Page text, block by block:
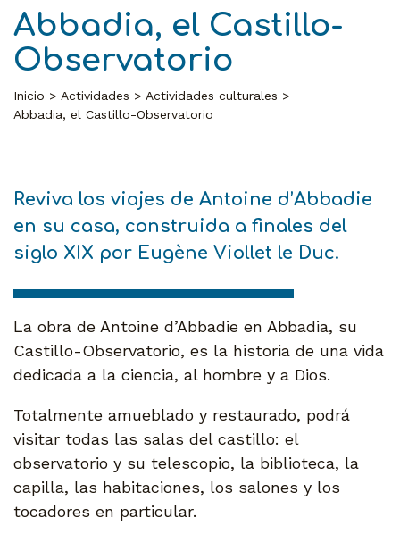
Abbadia, el Castillo-
Observatorio
Inicio Actividades
Actividades culturales
Abbadia, el Castillo-Observatorio
Reviva los viajes de Antoine d’Abbadie
en su casa, construida a finales del
siglo XIX por Eugène Viollet le Duc.
La obra de Antoine d’Abbadie en Abbadia, su
Castillo-Observatorio, es la historia de una vida
dedicada a la ciencia, al hombre y a Dios.
Totalmente amueblado y restaurado, podrá
visitar todas las salas del castillo: el
observatorio y su telescopio, la biblioteca, la
capilla, las habitaciones, los salones y los
tocadores en particular.